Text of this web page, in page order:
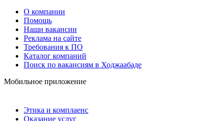
О компании
Помощь
Наши вакансии
Реклама на сайте
Требования к ПО
Каталог компаний
Поиск по вакансиям в Ходжаабаде
Мобильное приложение
Этика и комплаенс
Оказание услуг